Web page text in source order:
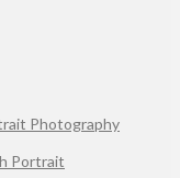
Photography
Portrait